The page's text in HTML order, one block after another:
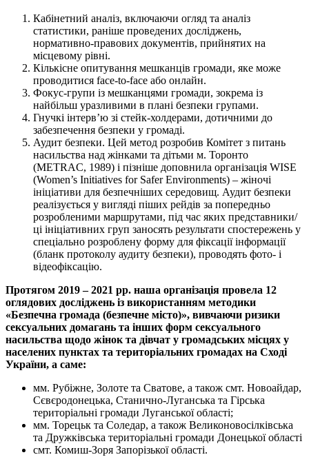
Кабінетний аналіз, включаючи огляд та аналіз
статистики, раніше проведених досліджень,
нормативно-правових документів, прийнятих на
місцевому рівні.
Кількісне опитування мешканців громади, яке може
проводитися face-to-face або онлайн.
Фокус-групи із мешканцями громади, зокрема із
найбільш уразливими в плані безпеки групами.
Гнучкі інтерв’ю зі стейк-холдерами, дотичними до
забезпечення безпеки у громаді.
Аудит безпеки. Цей метод розробив Комітет з питань
насильства над жінками та дітьми м. Торонто
(METRAC, 1989) і пізніше доповнила організація WISE
(Women’s Initiatives for Safer Environments) – жіночі
ініціативи для безпечніших середовищ. Аудит безпеки
реалізується у вигляді піших рейдів за попередньо
розробленими маршрутами, під час яких представники/
ці ініціативних груп заносять результати спостережень у
спеціально розроблену форму для фіксації інформації
(бланк протоколу аудиту безпеки), проводять фото- і
відеофіксацію.
Протягом 2019 – 2021 рр. наша організація провела 12
оглядових досліджень із використанням методики
«Безпечна громада (безпечне місто)», вивчаючи ризики
сексуальних домагань та інших форм сексуального
насильства щодо жінок та дівчат у громадських місцях у
населених пунктах та територіальних громадах на Сході
України, а саме:
мм. Рубіжне, Золоте та Сватове, а також смт. Новоайдар,
Сєвєродонецька, Станично-Луганська та Гірська
територіальні громади Луганської області;
мм. Торецьк та Соледар, а також Великоновосілківська
та Дружківська територіальні громади Донецької області
смт. Комиш-Зоря Запорізької області.